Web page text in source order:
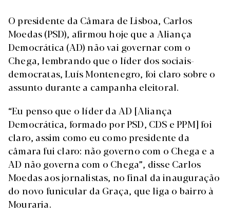
O presidente da Câmara de Lisboa, Carlos
Moedas (PSD), afirmou hoje que a Aliança
Democrática (AD) não vai governar com o
Chega, lembrando que o líder dos sociais-
democratas, Luís Montenegro, foi claro sobre o
assunto durante a campanha eleitoral.
“Eu penso que o líder da AD [Aliança
Democrática, formado por PSD, CDS e PPM] foi
claro, assim como eu como presidente da
câmara fui claro: não governo com o Chega e a
AD não governa com o Chega”, disse Carlos
Moedas aos jornalistas, no final da inauguração
do novo funicular da Graça, que liga o bairro à
Mouraria.